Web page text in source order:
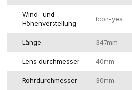
Wind- und
Höhenverstellung
icon-yes
Länge 347mm
Lens durchmesser 40mm
Rohrdurchmesser 30mm